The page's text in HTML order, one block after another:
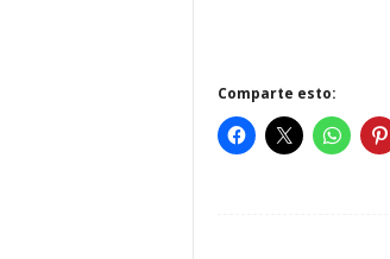
Comparte esto: